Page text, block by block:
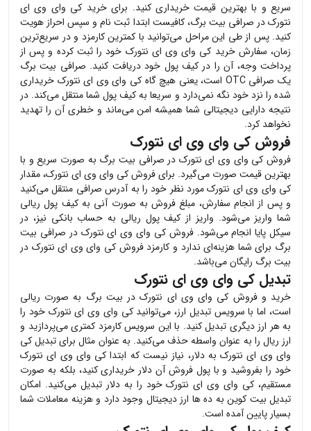
سریع و با بهترین قیمت خریداری کنید. برای خرید کی وای وی ای
نتورکدر صرافی بیت برگ، کافیست ابتدا ثبت نام و سپس احراز هویت
کنید. پس از طی این مراحل می‌توانید با کمترین کارمزد و در سریع‌ترین
زمان، سفارش خرید کی وای وی ای نتورک خود را ثبت کرده و پس از
پرداخت وجه، آن را در کیف پول خود دریافت کنید. صرافی بیت برگ
یک صرافی OTC است، یعنی هیچ گاه
کی وای وی ای نتورک خریداری
شده را نزد خود نگه نمی‌دارد و سریعا به کیف پول شما منتقل می‌کند. در
نتیجه دارایی دیجیتالی شما همیشه امن می‌ماند و خطری آن را تهدید
نخواهد کرد.
فروش کی وای وی ای نتورک
فروش کی وای وی ای نتورک در صرافی بیت برگ به صورت سریع و با
بهترین قیمت صورت می‌گیرد. برای فروشکی وای وی ای نتورک، مقدار
کی وای وی ای نتورکمورد نظر خود را به آدرس صرافی منتقل می‌کنید
و پس از انجام سفارش، مبلغ فروش به صورت آنی به کیف پول ریالی
شما واریز می‌شود. واریز از کیف پول ریالی به حساب بانکی نیز، در
سیکل پایا انجام می‌شود. فروشکی وای وی ای نتورک در صرافی بیت
برگ برای شما هزینه‌ای ندارد و کارمزد فروش کی وای وی ای نتورک در
بیت برگ رایگان می‌باشد.
تبدیل کی وای وی ای نتورک
خرید و فروش کی وای وی ای نتورکدر بیت برگ به صورت ریالی
است، اما با سرویس تبدیل ارز، می‌توانیدکی وای وی ای نتورک خود را
به هر ارز دیگری تبدیل کنید. با این سرویس کارمزد کمتری می‌پردازید و
ارز ریال را به عنوان واسطه حذف می‌کنید. به عنوان مثال برای تبدیلکی
وای وی ای نتورکبه دلار، نیاز نیست که ابتدا کی وای وی ای نتورک
خود را بفروشید و با پول فروش آن دلار خریداری کنید، بلکه به صورت
مستقیم، کی وای وی ای نتورکخود را به دلار تبدیل می‌کنید. امکان
تبدیل بیت کوین به ده ها ارز دیجیتال وجود دارد و هزینه معاملات شما
بسیار پایین آمده است.